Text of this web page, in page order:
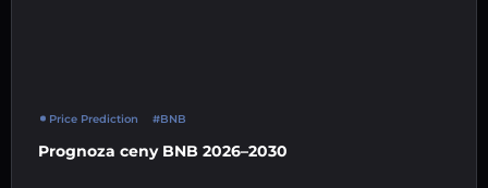
Price Prediction #BNB
Prognoza ceny BNB 2026–2030